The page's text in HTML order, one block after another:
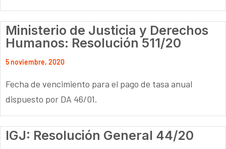
Ministerio de Justicia y Derechos
Humanos: Resolución 511/20
5 noviembre, 2020
Fecha de vencimiento para el pago de tasa anual
dispuesto por DA 46/01.
IGJ: Resolución General 44/20